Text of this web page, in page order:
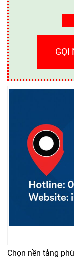
GỌI
Chọn nền tảng